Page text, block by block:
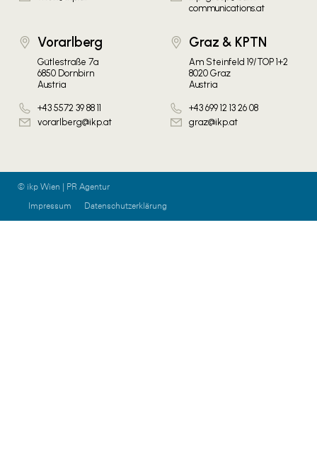
communications.at
Vorarlberg
Gütlestraße 7a
6850 Dornbirn
Austria
+43 5572 39 88 11
vorarlberg@ikp.at
Graz & KPTN
Am Steinfeld 19/TOP 1+2
8020 Graz
Austria
+43 699 12 13 26 08
graz@ikp.at
© ikp Wien | PR Agentur
Impressum
Datenschutzerklärung